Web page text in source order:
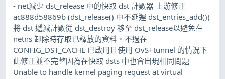
- net減少 dst_release 中的快取 dst 計數器 上游修正
ac888d58869b (dst_release() 中不延遲 dst_entries_add())
將 dst 遞減計數從 dst_destroy 移至 dst_release以避免在
netns 卸除時存取已釋放的資料。不過在
CONFIG_DST_CACHE 已啟用且使用 OvS+tunnel 的情況下
此修正並不完整因為在快取 dsts 中也會出現相同問題
Unable to handle kernel paging request at virtual